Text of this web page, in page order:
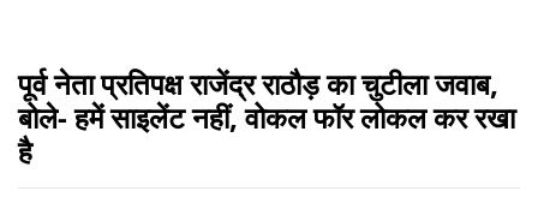
पूर्व नेता प्रतिपक्ष राजेंद्र राठौड़ का चुटीला जवाब,
बोले- हमें साइलेंट नहीं, वोकल फॉर लोकल कर रखा
है